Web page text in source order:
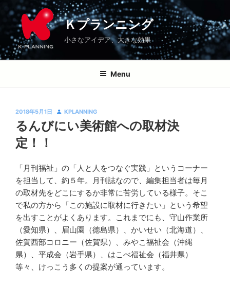
ツ
Ｋプランニング ブログ \最新情報\ るんびにい美術館への取材決定！！
Ｋプランニング
小さなアイデア、大きな効果
Menu
投
稿
日:
2018年5月1日 KPLANNING
るんびにい美術館への取材決
定！！
プ
ラ
ン
ニ
ン
グ
「月刊福祉」の「人と人をつなぐ実践」というコーナー
を担当して、約５年。月刊誌なので、編集担当者は毎月
の取材先をどこにするか非常に苦労している様子。そこ
で私の方から「この施設に取材に行きたい」という希望
を出すことがよくあります。これまでにも、守山作業所
（愛知県）、眉山園（徳島県）、かいせい（北海道）、
佐賀西部コロニー（佐賀県）、みやこ福祉会（沖縄
県）、平成会（岩手県）、はこべ福祉会（福井県）
等々、けっこう多くの提案が通っています。